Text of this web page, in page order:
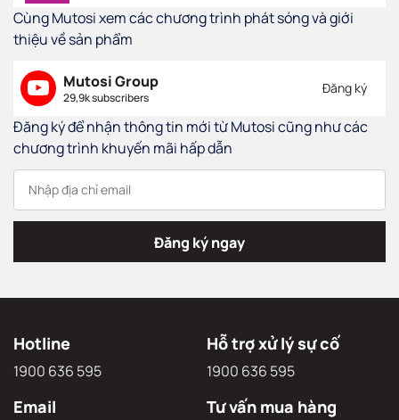
Cùng Mutosi xem các chương trình phát sóng và giới
thiệu về sản phẩm
Mutosi Group
29,9k subscribers
Đăng ký
Đăng ký để nhận thông tin mới từ Mutosi cũng như các
chương trình khuyến mãi hấp dẫn
Đăng ký ngay
Hotline
1900 636 595
Hỗ trợ xử lý sự cố
1900 636 595
Email Tư vấn mua hàng